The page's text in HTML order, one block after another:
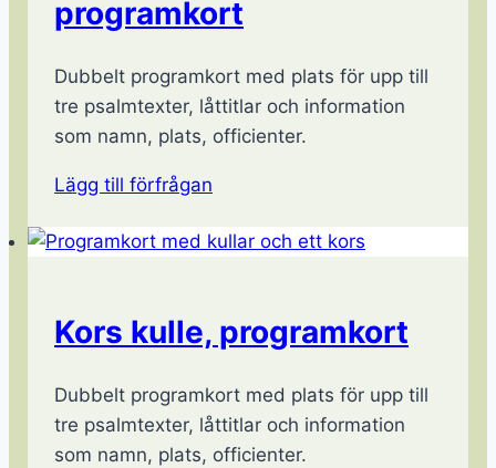
programkort
Dubbelt programkort med plats för upp till
tre psalmtexter, låttitlar och information
som namn, plats, officienter.
Lägg till förfrågan
Kors kulle, programkort
Dubbelt programkort med plats för upp till
tre psalmtexter, låttitlar och information
som namn, plats, officienter.